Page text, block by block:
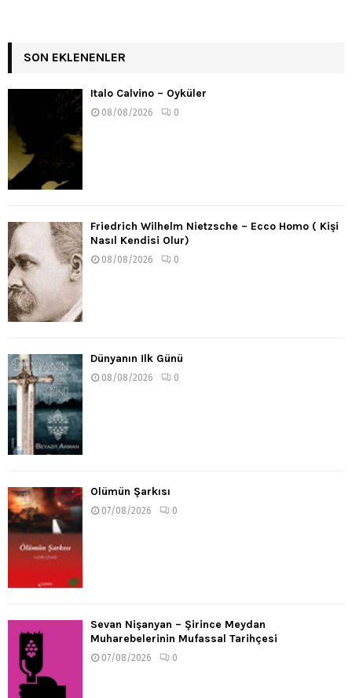
SON EKLENENLER
Italo Calvino – Öyküler
08/08/2026 0
Friedrich Wilhelm Nietzsche – Ecco Homo ( Kişi
Nasıl Kendisi Olur)
08/08/2026 0
Dünyanın İlk Günü
08/08/2026 0
Ölümün Şarkısı
07/08/2026 0
Sevan Nişanyan – Şirince Meydan
Muharebelerinin Mufassal Tarihçesi
07/08/2026 0